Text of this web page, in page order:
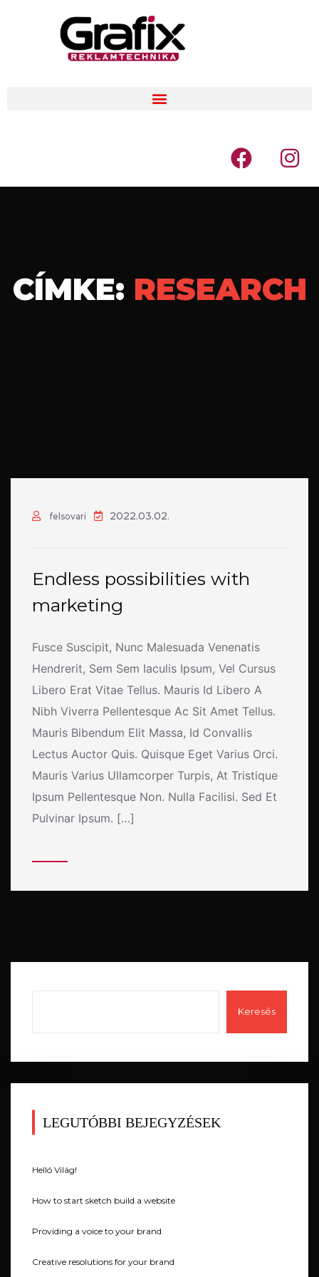
CÍMKE: RESEARCH
felsovari 2022.03.02.
Endless possibilities with
marketing
Fusce Suscipit, Nunc Malesuada Venenatis
Hendrerit, Sem Sem Iaculis Ipsum, Vel Cursus
Libero Erat Vitae Tellus. Mauris Id Libero A
Nibh Viverra Pellentesque Ac Sit Amet Tellus.
Mauris Bibendum Elit Massa, Id Convallis
Lectus Auctor Quis. Quisque Eget Varius Orci.
Mauris Varius Ullamcorper Turpis, At Tristique
Ipsum Pellentesque Non. Nulla Facilisi. Sed Et
Pulvinar Ipsum. […]
Keresés
LEGUTÓBBI BEJEGYZÉSEK
Helló Világ!
How to start sketch build a website
Providing a voice to your brand
Creative resolutions for your brand